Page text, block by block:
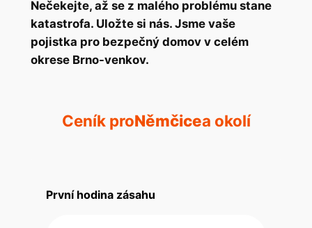
Nečekejte, až se z malého problému stane
katastrofa. Uložte si nás. Jsme vaše
pojistka pro bezpečný domov v celém
okrese Brno-venkov.
Ceník proNěmčicea okolí
První hodina zásahu